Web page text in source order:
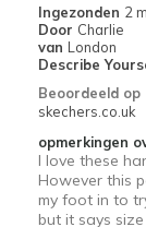
de
van
page_id
bezoeken.
Ingezonden 2
Door Charlie
van London
Describe
Beoordeeld op
skechers.co.uk
opmerkingen
I love these
However this
my foot in to
but it says